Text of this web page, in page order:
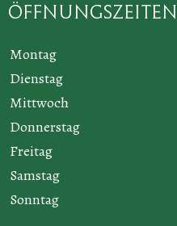
Öffnungszeiten
Montag
Dienstag
Mittwoch
Donnerstag
Freitag
Samstag
Sonntag